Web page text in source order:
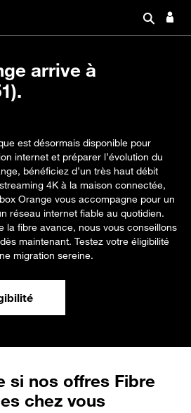
arrive à
est désormais disponible pour
internet et préparer l’évolution du
bénéficiez d’un très haut débit
4K à la maison connectée,
Orange vous accompagne pour un
réseau internet fiable au quotidien.
la fibre avance, nous vous conseillons
maintenant. Testez votre éligibilité
migration sereine.
si nos offres Fibre
chez vous